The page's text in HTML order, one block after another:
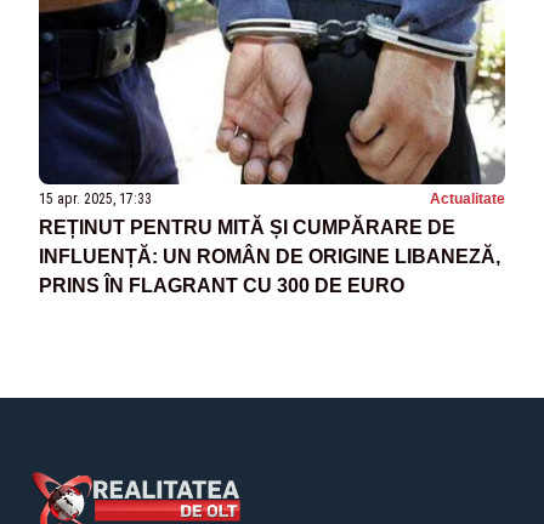
15 apr. 2025, 17:33 Actualitate
REȚINUT PENTRU MITĂ ȘI CUMPĂRARE DE
INFLUENȚĂ: UN ROMÂN DE ORIGINE LIBANEZĂ,
PRINS ÎN FLAGRANT CU 300 DE EURO